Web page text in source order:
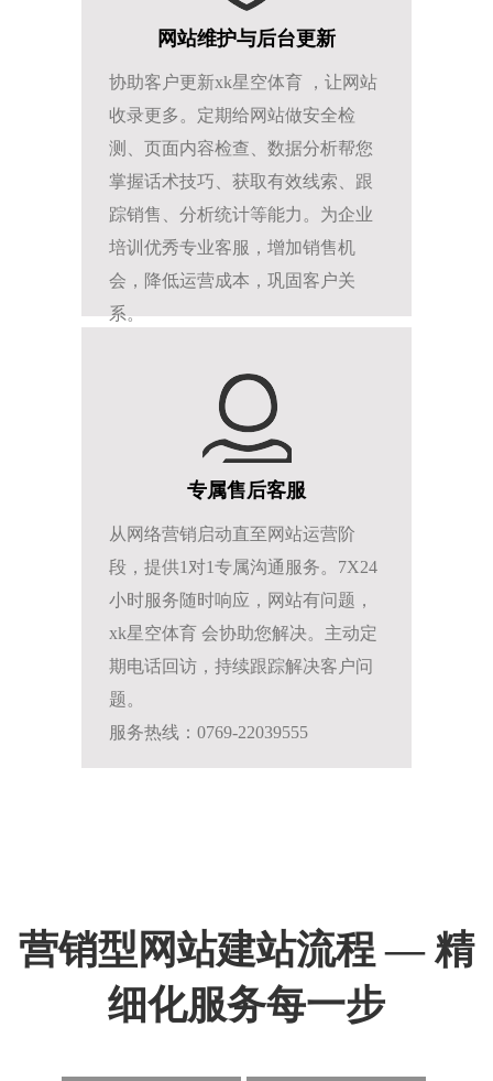
网站维护与后台更新
协助客户更新xk星空体育 ，让网站
收录更多。定期给网站做安全检
测、页面内容检查、数据分析帮您
掌握话术技巧、获取有效线索、跟
踪销售、分析统计等能力。为企业
培训优秀专业客服，增加销售机
会，降低运营成本，巩固客户关
系。
专属售后客服
从网络营销启动直至网站运营阶
段，提供1对1专属沟通服务。7X24
小时服务随时响应，网站有问题，
xk星空体育 会协助您解决。主动定
期电话回访，持续跟踪解决客户问
题。
服务热线：0769-22039555
营销型网站建站流程 — 精
细化服务每一步